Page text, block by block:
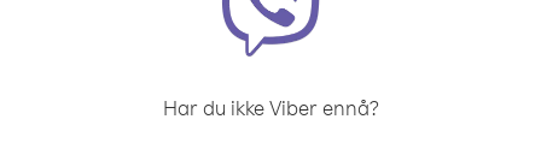
Har du ikke Viber ennå?